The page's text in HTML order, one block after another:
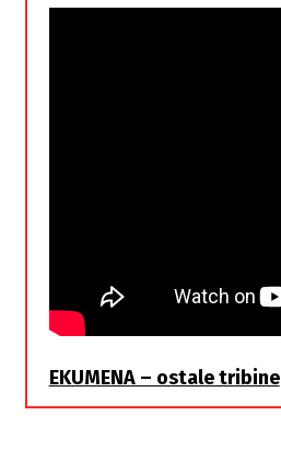
EKUMENA – ostale tribine